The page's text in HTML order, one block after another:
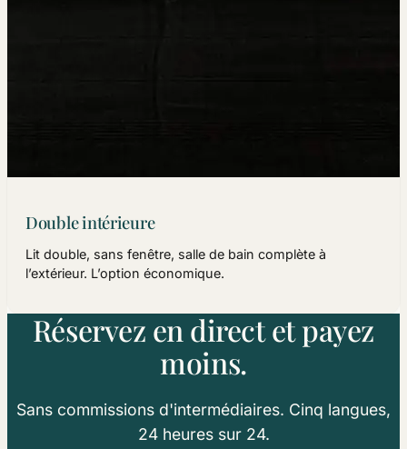
Double intérieure
Lit double, sans fenêtre, salle de bain complète à
l’extérieur. L’option économique.
Réservez en direct et payez
moins.
Sans commissions d'intermédiaires. Cinq langues,
24 heures sur 24.